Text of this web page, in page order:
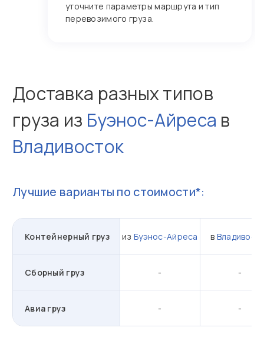
уточните параметры маршрута и тип
перевозимого груза.
Доставка разных типов
груза из Буэнос-Айреса в
Владивосток
Лучшие варианты по стоимости*:
Контейнерный груз изБуэнос-Айреса в
Сборный груз - -
Авиа груз - -